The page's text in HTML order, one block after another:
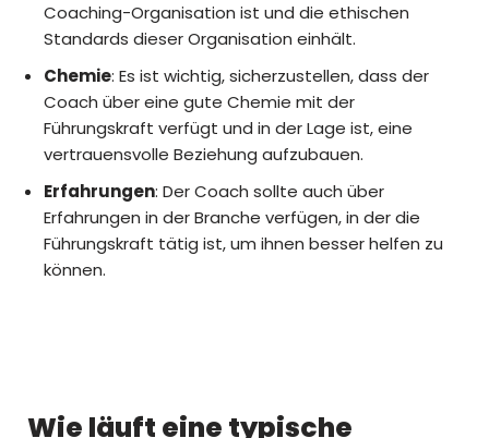
Coaching-Organisation ist und die ethischen
Standards dieser Organisation einhält.
Chemie: Es ist wichtig, sicherzustellen, dass der
Coach über eine gute Chemie mit der
Führungskraft verfügt und in der Lage ist, eine
vertrauensvolle Beziehung aufzubauen.
Erfahrungen: Der Coach sollte auch über
Erfahrungen in der Branche verfügen, in der die
Führungskraft tätig ist, um ihnen besser helfen zu
können.
Wie läuft eine typische